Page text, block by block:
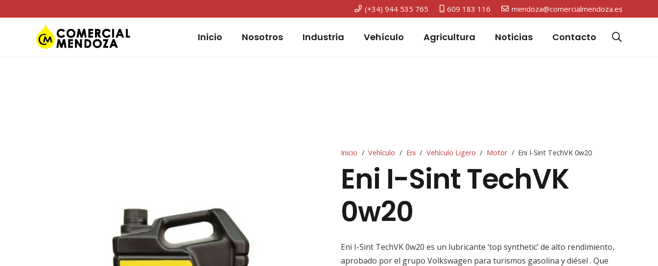
(+34) 944 535 765 609 183 116 mendoza@comercialmendoza.es
Inicio Nosotros Industria Vehículo Agricultura Noticias Contacto
Inicio / Vehículo / Eni / Vehículo Ligero / Motor / Eni I-Sint TechVK 0w20
Eni I-Sint TechVK
0w20
Eni I-Sint TechVK 0w20 es un lubricante ‘top synthetic’ de alto rendimiento,
aprobado por el grupo Volkswagen para turismos gasolina y diésel . Que